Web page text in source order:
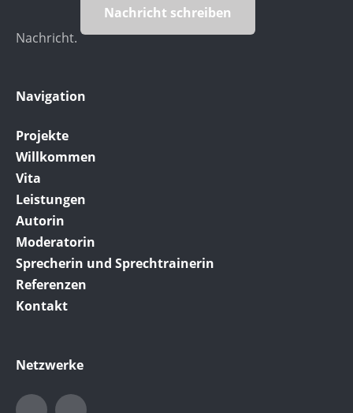
Nachricht.
Nachricht schreiben
Navigation
Projekte
Willkommen
Vita
Leistungen
Autorin
Moderatorin
Sprecherin und Sprechtrainerin
Referenzen
Kontakt
Netzwerke
LinkedIn